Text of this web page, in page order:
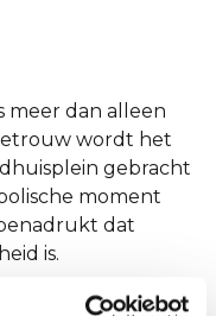
meer dan alleen
wordt het
gebracht
moment
dat
is.